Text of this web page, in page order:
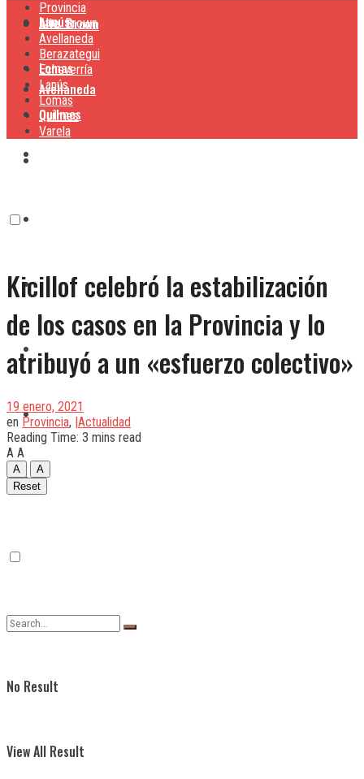
Lanús
Lomas
Quilmes
Alte. Brown
Avellaneda
Lanús
Lomas
Quilmes
Varela
No Result
View All Result
Provincia
Alte. Brown
Avellaneda
Berazategui
Echeverría
Lanús
Lomas
Quilmes
Varela
Kicillof celebró la estabilización
de los casos en la Provincia y lo
atribuyó a un «esfuerzo colectivo»
19 enero, 2021
en Provincia, |Actualidad
Reading Time: 3 mins read
A A
A
A
Reset